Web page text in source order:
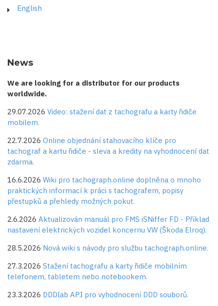
English
News
We are looking for a distributor for our products
worldwide.
29.07.2026 Video: stažení dat z tachografu a karty řidiče
mobilem.
22.7.2026 Online objednání stahovacího klíče pro
tachograf a kartu řidiče - sleva a kredity na vyhodnocení dat
zdarma.
16.6.2026 Wiki pro tachograph.online doplněna o mnoho
praktických informací k práci s tachografem, popisy
přestupků a přehledy možných pokut.
2.6.2026 Aktualizován manuál pro FMS iSNiffer FD - Příklad
nastavení elektrických vozidel koncernu VW (Škoda Elroq).
28.5.2026 Nová wiki s návody pro službu tachograph.online.
27.3.2026 Stažení tachografu a karty řidiče mobilním
telefonem, tabletem nebo notebookem.
23.3.2026 DDDlab API pro vyhodnocení DDD souborů.